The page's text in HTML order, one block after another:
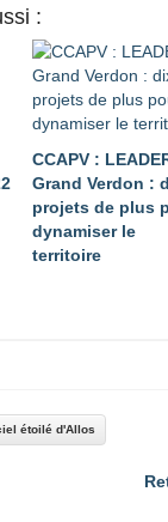
:
CCAPV :
Grand Verdon :
projets de plus
dynamiser le
territoire
étoilé d'Allos